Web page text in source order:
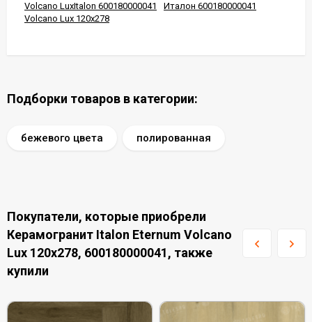
Volcano LuxItalon 600180000041
Италон 600180000041
Volcano Lux 120x278
Подборки товаров в категории:
бежевого цвета полированная
Покупатели, которые приобрели
Керамогранит Italon Eternum Volcano
Lux 120x278, 600180000041, также
купили